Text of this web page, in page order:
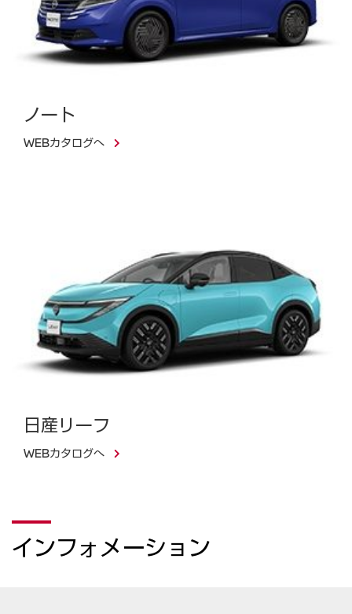
ノート
WEBカタログへ
日産リーフ
WEBカタログへ
インフォメーション